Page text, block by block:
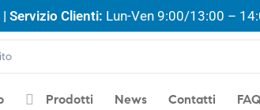
Servizio Clienti: Lun-Ven 9:00/13:00 –
Prodotti News Contatti